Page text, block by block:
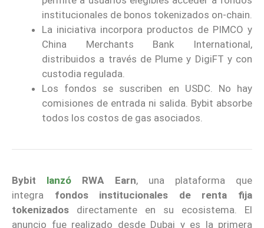
institucionales de bonos tokenizados on-chain.
La iniciativa incorpora productos de PIMCO y
China Merchants Bank International,
distribuidos a través de Plume y DigiFT y con
custodia regulada.
Los fondos se suscriben en USDC. No hay
comisiones de entrada ni salida. Bybit absorbe
todos los costos de gas asociados.
Bybit lanzó RWA Earn, una plataforma que
integra fondos institucionales de renta fija
tokenizados directamente en su ecosistema. El
anuncio fue realizado desde Dubai y es la primera